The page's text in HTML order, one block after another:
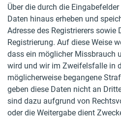
Über die durch die
Daten hinaus erheben und
Adresse des Registrierers sowie
Registrierung. Auf diese Weise
dass ein möglicher Missbrauch
wird und wir im Zweifelsfalle in
möglicherweise begangene
geben diese Daten nicht an
sind dazu aufgrund von
oder die Weitergabe dient